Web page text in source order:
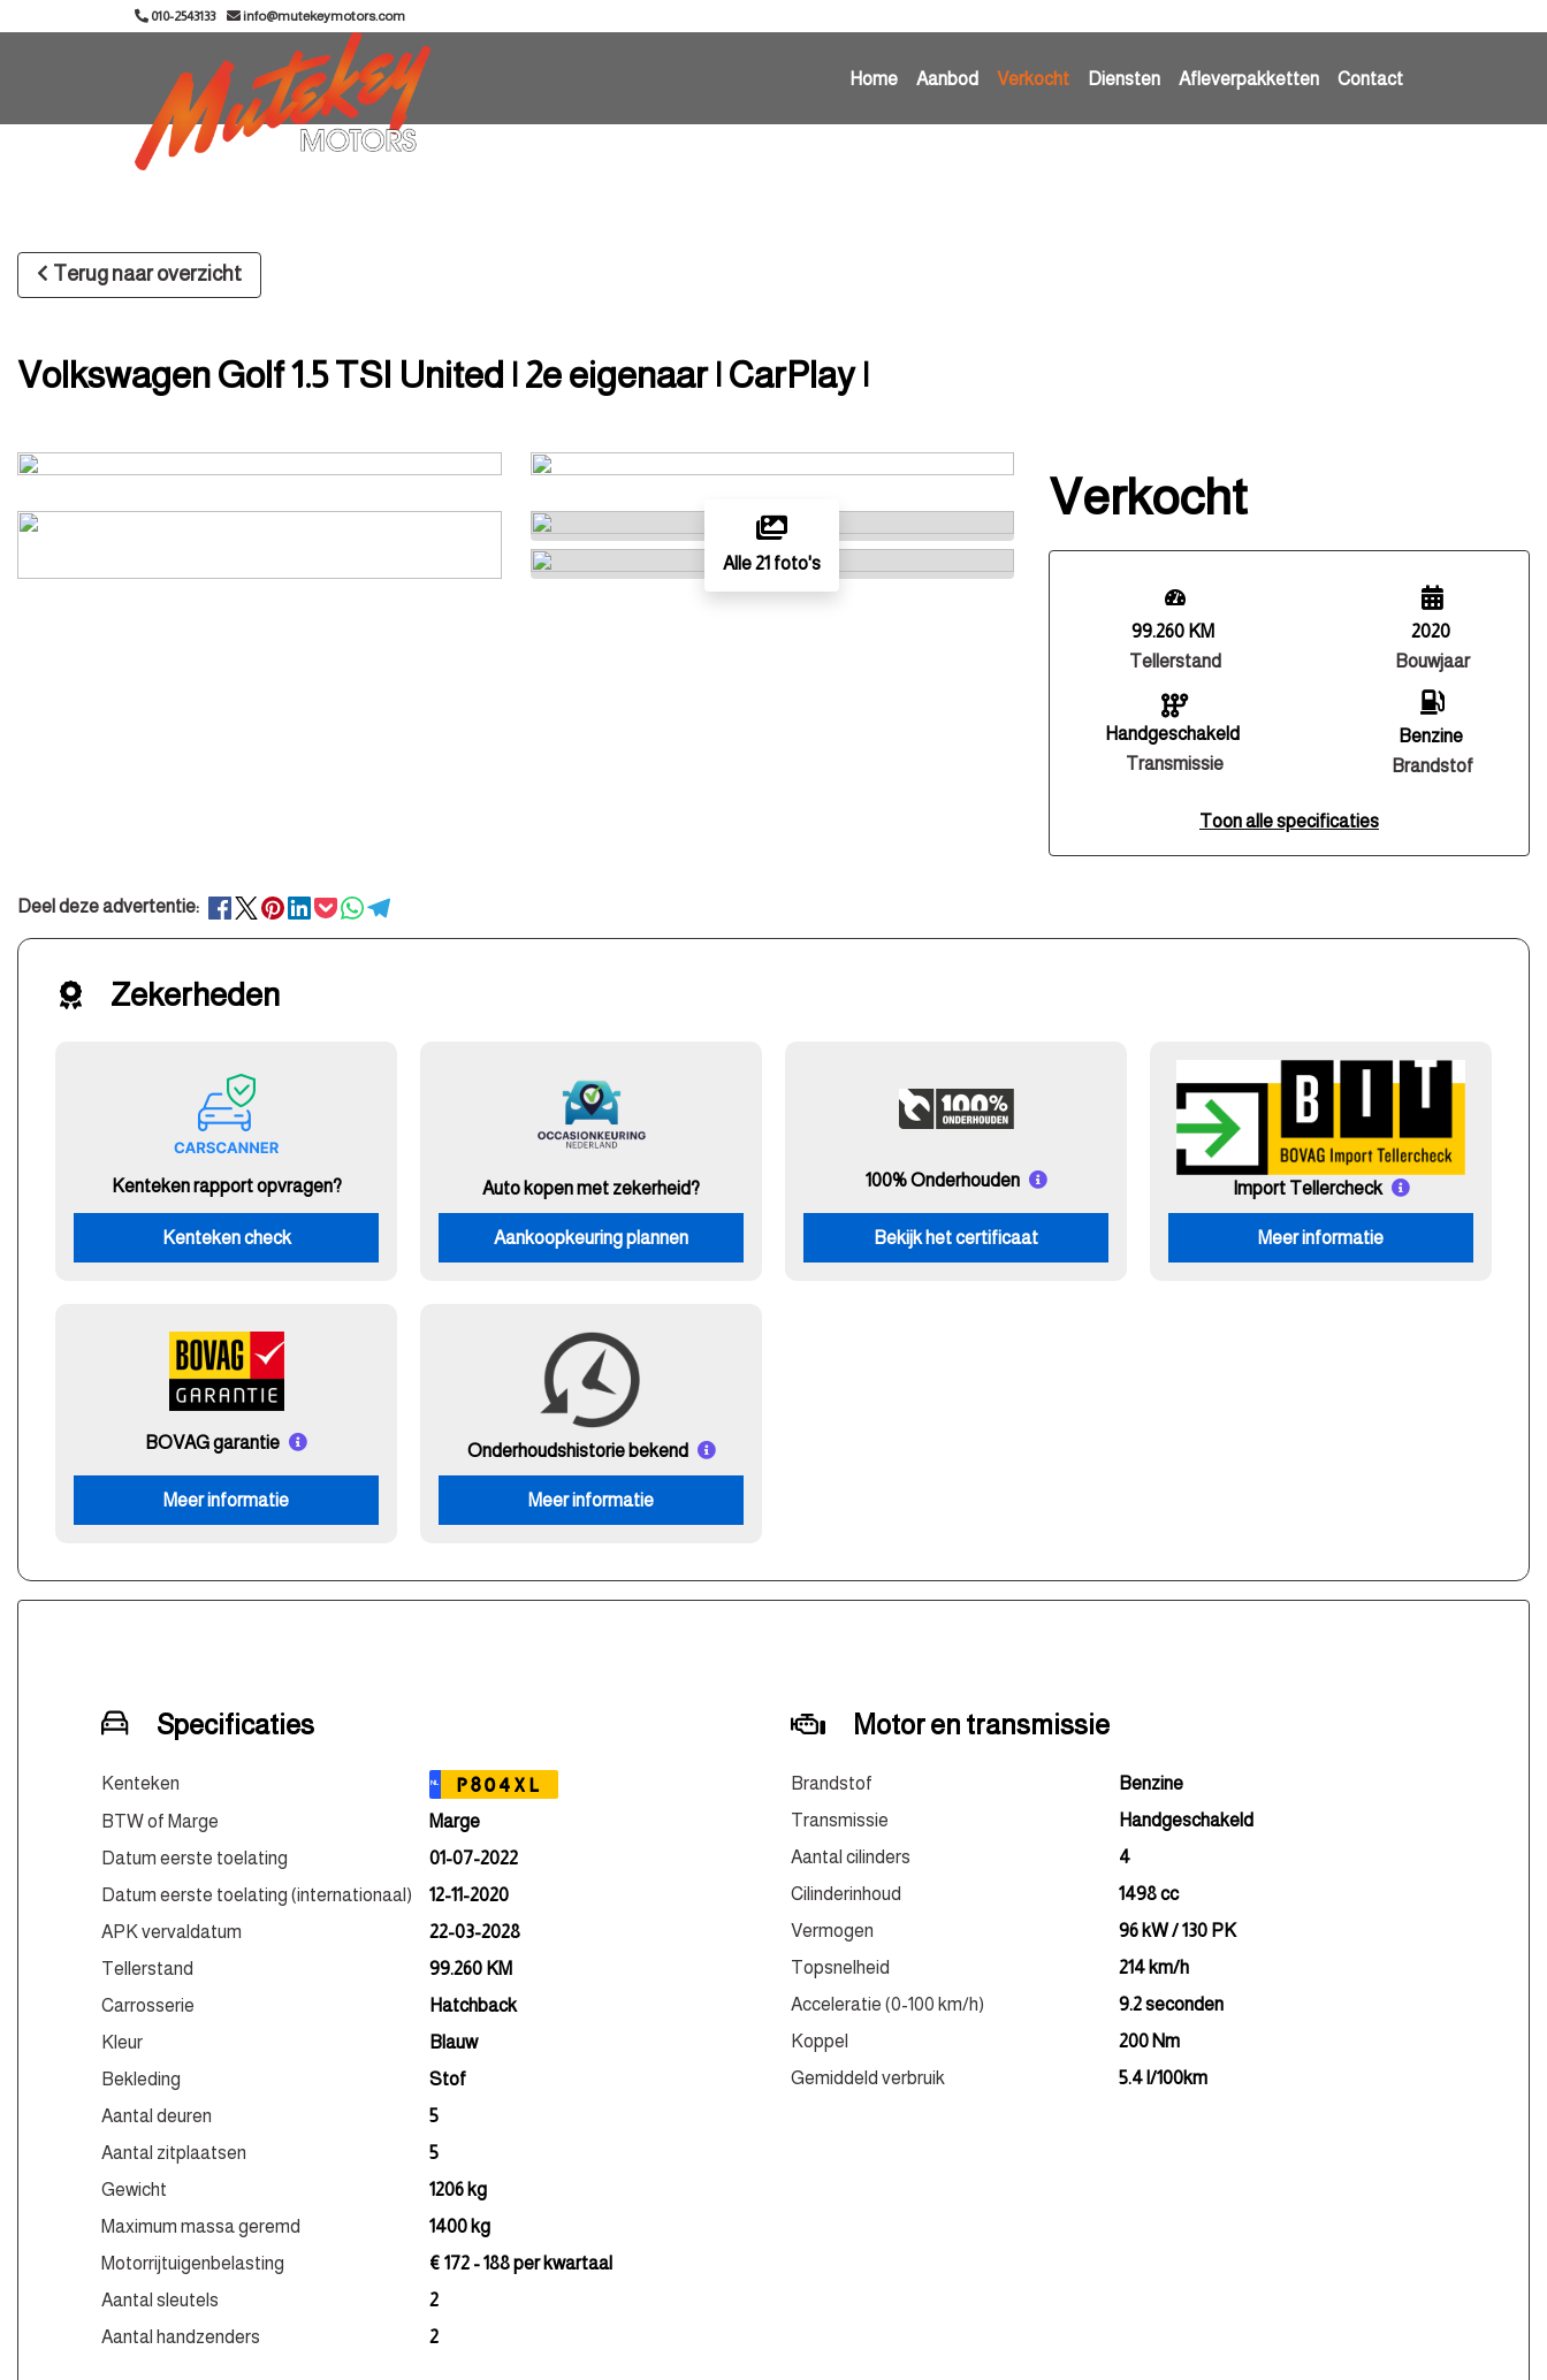
010-2543133 info@mutekeymotors.com
Home Aanbod Verkocht Diensten Afleverpakketten Contact
Terug naar overzicht
Volkswagen Golf 1.5 TSI United | 2e eigenaar | CarPlay |
Alle 21 foto's
Verkocht
99.260 KM
Tellerstand
Handgeschakeld
Transmissie
2020
Bouwjaar
Benzine
Brandstof
Toon alle specificaties
Deel deze advertentie:
Zekerheden
Kenteken rapport opvragen?
Kenteken check
Auto kopen met zekerheid?
Aankoopkeuring plannen
100% Onderhouden
Bekijk het certificaat
Import Tellercheck
Meer informatie
BOVAG garantie
Meer informatie
Onderhoudshistorie bekend
Meer informatie
Specificaties
Kenteken NL P804XL
BTW of Marge
Marge
Datum eerste toelating
01-07-2022
Datum eerste toelating (internationaal)
12-11-2020
APK vervaldatum
22-03-2028
Tellerstand
99.260 KM
Carrosserie
Hatchback
Kleur
Blauw
Bekleding
Stof
Aantal deuren
5
Aantal zitplaatsen
5
Gewicht
1206 kg
Maximum massa geremd
1400 kg
Motorrijtuigenbelasting
€ 172 - 188 per kwartaal
Aantal sleutels
2
Aantal handzenders
2
Motor en transmissie
Brandstof
Benzine
Transmissie
Handgeschakeld
Aantal cilinders
4
Cilinderinhoud
1498 cc
Vermogen
96 kW / 130 PK
Topsnelheid
214 km/h
Acceleratie (0-100 km/h)
9.2 seconden
Koppel
200 Nm
Gemiddeld verbruik
5.4 l/100km